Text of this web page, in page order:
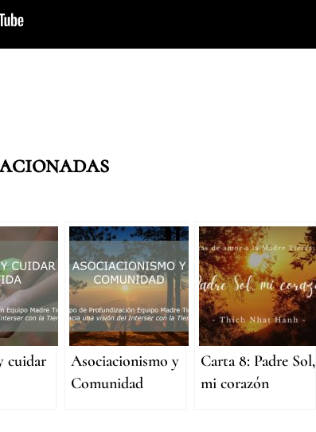
cuidar
Asociacionismo y
Comunidad
Carta 8: Padre Sol,
mi corazón